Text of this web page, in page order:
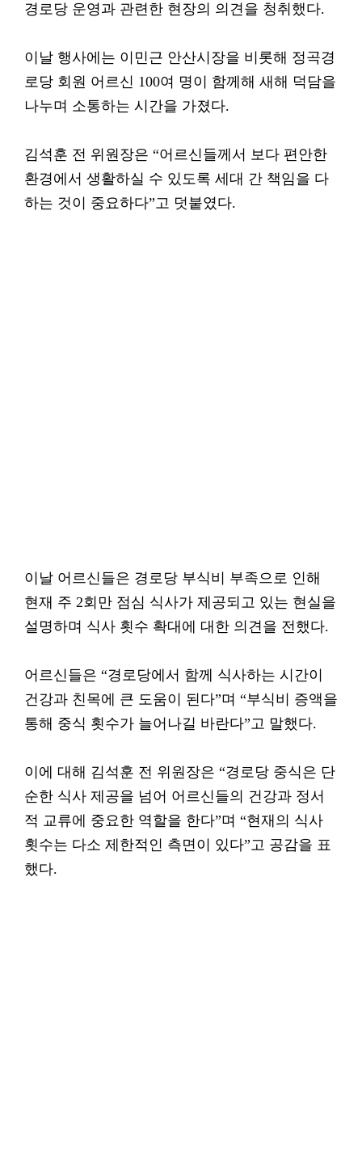
경로당 운영과 관련한 현장의 의견을 청취했다.
이날 행사에는 이민근 안산시장을 비롯해 정곡경
로당 회원 어르신 100여 명이 함께해 새해 덕담을
나누며 소통하는 시간을 가졌다.
김석훈 전 위원장은 “어르신들께서 보다 편안한
환경에서 생활하실 수 있도록 세대 간 책임을 다
하는 것이 중요하다”고 덧붙였다.
이날 어르신들은 경로당 부식비 부족으로 인해
현재 주 2회만 점심 식사가 제공되고 있는 현실을
설명하며 식사 횟수 확대에 대한 의견을 전했다.
어르신들은 “경로당에서 함께 식사하는 시간이
건강과 친목에 큰 도움이 된다”며 “부식비 증액을
통해 중식 횟수가 늘어나길 바란다”고 말했다.
이에 대해 김석훈 전 위원장은 “경로당 중식은 단
순한 식사 제공을 넘어 어르신들의 건강과 정서
적 교류에 중요한 역할을 한다”며 “현재의 식사
횟수는 다소 제한적인 측면이 있다”고 공감을 표
했다.